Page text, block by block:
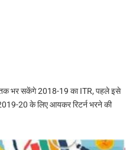
भर सकेंगे 2018-19 का ITR, पहले इसे
20 के लिए आयकर रिटर्न भरने की